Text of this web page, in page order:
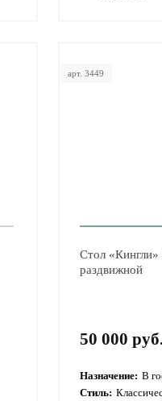
арт. 3449
Стол «Кингли»
раздвижной
50 000
Назначение: В
Стиль: